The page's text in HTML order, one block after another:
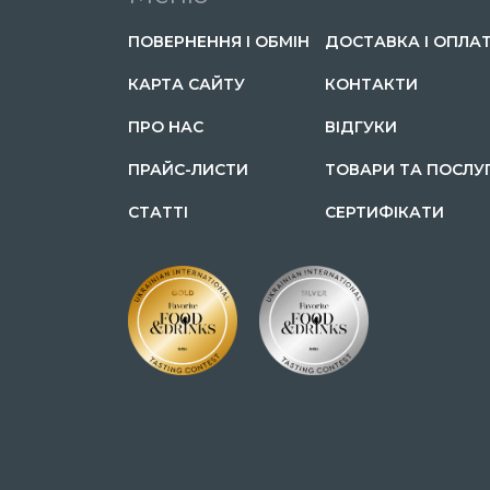
ПОВЕРНЕННЯ І ОБМІН ДОСТАВКА І
КАРТА САЙТУ КОНТАКТИ
ПРО НАС ВІДГУКИ
ПРАЙС-ЛИСТИ ТОВАРИ ТА
СТАТТІ СЕРТИФІКАТИ